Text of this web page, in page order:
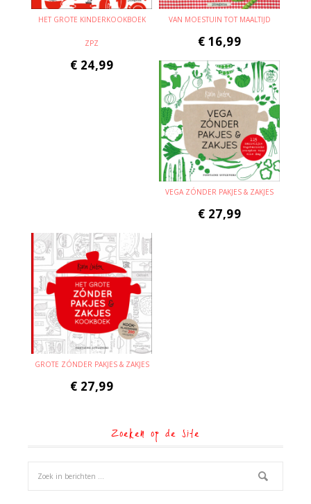
HET GROTE KINDERKOOKBOEK
ZPZ
€ 24,99
VAN MOESTUIN TOT MAALTIJD
€ 16,99
VEGA ZÓNDER PAKJES & ZAKJES
€ 27,99
GROTE ZÓNDER PAKJES & ZAKJES
€ 27,99
Zoeken op de site